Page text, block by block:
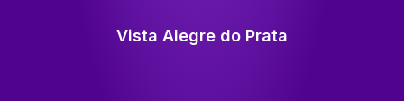
Vista Alegre do Prata